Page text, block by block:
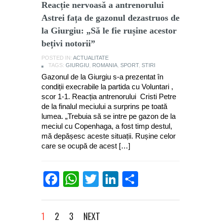
Reacție nervoasă a antrenorului
Astrei fața de gazonul dezastruos de
la Giurgiu: „Să le fie rușine acestor
bețivi notorii”
POSTED IN: ACTUALITATE
TAGS: GIURGIU ROMANIA SPORT, STIRI
Gazonul de la Giurgiu s-a prezentat în
condiții execrabile la partida cu Voluntari ,
scor 1-1. Reacția antrenorului Cristi Petre
de la finalul meciului a surprins pe toată
lumea. „Trebuia să se intre pe gazon de la
meciul cu Copenhaga, a fost timp destul,
mă depășesc aceste situații. Rușine celor
care se ocupă de acest […]
Facebook
WhatsApp
TwitterLinkedIn
1 2 3 NEXT